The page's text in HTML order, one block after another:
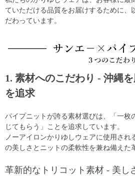
ていただける品質をお届けするために、
だわっています。
1. 素材へのこだわり - 沖縄
を追求
パイプニットが誇る素材選びは、「一枚
じてもらう」ことを追求しています。
ノーアイロンかりゆしウェアに使用され
の美しさとニットの柔軟性を兼ね備えた
革新的なトリコット素材 - 美し